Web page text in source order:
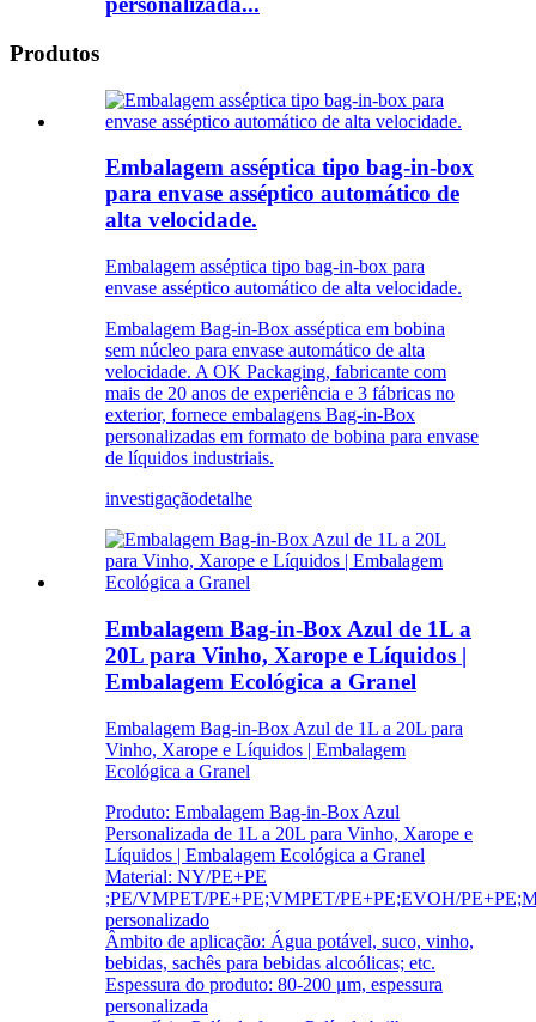
Produtos
Embalagem asséptica tipo bag-in-box
para envase asséptico automático de
alta velocidade.
Embalagem asséptica tipo bag-in-box para
envase asséptico automático de alta velocidade.
Embalagem Bag-in-Box asséptica em bobina
sem núcleo para envase automático de alta
velocidade. A OK Packaging, fabricante com
mais de 20 anos de experiência e 3 fábricas no
exterior, fornece embalagens Bag-in-Box
personalizadas em formato de bobina para envase
de líquidos industriais.
investigaçãodetalhe
Embalagem Bag-in-Box Azul de 1L a
20L para Vinho, Xarope e Líquidos |
Embalagem Ecológica a Granel
Embalagem Bag-in-Box Azul de 1L a 20L para
Vinho, Xarope e Líquidos | Embalagem
Ecológica a Granel
Produto: Embalagem Bag-in-Box Azul
Personalizada de 1L a 20L para Vinho, Xarope e
Líquidos | Embalagem Ecológica a Granel
Material: NY/PE+PE
;PE/VMPET/PE+PE;VMPET/PE+PE;EVOH/
personalizado
Âmbito de aplicação: Água potável, suco, vinho,
bebidas, sachês para bebidas alcoólicas; etc.
Espessura do produto: 80-200 μm, espessura
personalizada